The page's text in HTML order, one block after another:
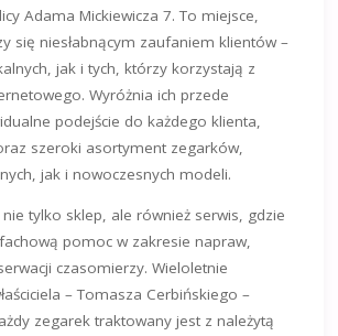
Adama Mickiewicza 7. To miejsce,
się niesłabnącym zaufaniem klientów –
jak i tych, którzy korzystają z
Wyróżnia ich przede
podejście do każdego klienta,
szeroki asortyment zegarków,
jak i nowoczesnych modeli.
tylko sklep, ale również serwis, gdzie
pomoc w zakresie napraw,
czasomierzy. Wieloletnie
– Tomasza Cerbińskiego –
zegarek traktowany jest z należytą